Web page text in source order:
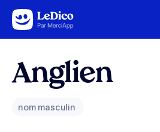
Aller au contenu
Anglien
nom masculin